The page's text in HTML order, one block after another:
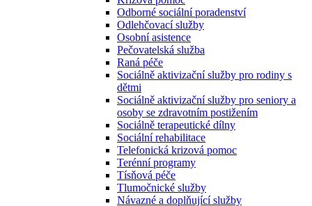
Odborné sociální poradenství
Odlehčovací služby
Osobní asistence
Pečovatelská služba
Raná péče
Sociálně aktivizační služby pro rodiny s
dětmi
Sociálně aktivizační služby pro seniory a
osoby se zdravotním postižením
Sociálně terapeutické dílny
Sociální rehabilitace
Telefonická krizová pomoc
Terénní programy
Tísňová péče
Tlumočnické služby
Návazné a doplňující služby